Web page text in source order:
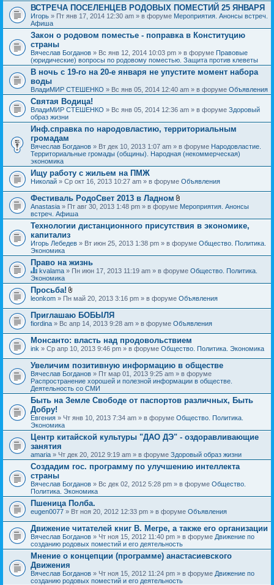
ВСТРЕЧА ПОСЕЛЕНЦЕВ РОДОВЫХ ПОМЕСТИЙ 25 ЯНВАРЯ
Игорь » Пт янв 17, 2014 12:30 am » в форуме Мероприятия. Анонсы встреч.
Афиша
Закон о родовом поместье - поправка в Конституцию
страны
Вячеслав Богданов » Вс янв 12, 2014 10:03 pm » в форуме Правовые
(юридические) вопросы по родовому поместью. Защита против клеветы
В ночь с 19-го на 20-е января не упустите момент набора
воды
ВладиМИР СТЕШЕНКО » Вс янв 05, 2014 12:40 am » в форуме Объявления
Святая Водица!
ВладиМИР СТЕШЕНКО » Вс янв 05, 2014 12:36 am » в форуме Здоровый
образ жизни
Инф.справка по народовластию, территориальным
громадам
Вячеслав Богданов » Вт дек 10, 2013 1:07 am » в форуме Народовластие.
Территориальные громады (общины). Народная (некоммерческая)
экономика
Ищу работу с жильем на ПМЖ
Николай » Ср окт 16, 2013 10:27 am » в форуме Объявления
Фестиваль РодоСвет 2013 в Ладном
В
о
ж
н
и
я
Anastasia » Пт авг 30, 2013 1:48 pm » в форуме Мероприятия. Анонсы
встреч. Афиша
Технологии дистанционного присутствия в экономике,
капитализ
Игорь Лебедев » Вт июн 25, 2013 1:38 pm » в форуме Общество. Политика.
Экономика
Право на жизнь
Д
а
н
н
я
т
е
м
а
с
о
д
е
р
ж
и
т
о
п
р
о
с
.
kvalama » Пн июн 17, 2013 11:19 am » в форуме Общество. Политика.
Экономика
Просьба!
В
о
ж
е
н
и
я
leonkom » Пн май 20, 2013 3:16 pm » в форуме Объявления
Приглашаю БОБЫЛЯ
fiordina » Вс апр 14, 2013 9:28 am » в форуме Объявления
Монсанто: власть над продовольствием
ink » Ср апр 10, 2013 9:46 pm » в форуме Общество. Политика. Экономика
Увеличим позитивную информацию в обществе
Вячеслав Богданов » Пт мар 01, 2013 9:25 am » в форуме
Распространение хорошей и полезной информации в обществе.
Деятельность со СМИ
Быть на Земле Свободе от паспортов различных, Быть
Добру!
Евгения » Чт янв 10, 2013 7:34 am » в форуме Общество. Политика.
Экономика
Центр китайской культуры "ДАО ДЭ" - оздоравливающие
занятия
amaria » Чт дек 20, 2012 9:19 am » в форуме Здоровый образ жизни
Создадим гос. программу по улучшению интеллекта
страны
Вячеслав Богданов » Вс дек 02, 2012 5:28 pm » в форуме Общество.
Политика. Экономика
Пшеница Полба.
eugen0077 » Вт ноя 20, 2012 12:33 pm » в форуме Объявления
Движение читателей книг В. Мегре, а также его организации
Вячеслав Богданов » Чт ноя 15, 2012 11:40 pm » в форуме Движение по
созданию родовых поместий и его деятельность
Мнение о концепции (программе) анастасиевского
Движения
Вячеслав Богданов » Чт ноя 15, 2012 11:24 pm » в форуме Движение по
созданию родовых поместий и его деятельность